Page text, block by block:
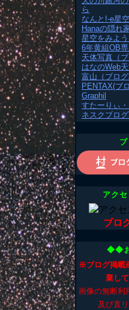
ら
なんと!-e星空
Hanaの隠れ
星空をみよう
6年黄組OB
天体写真（ブ
はなのWeb
富山（ブログ
PENTAX(ブ
Graphil
すたーりぃ・
ネスクブロ
アク
ブロ
◆◆
※ブログ掲載
棄し
画像の無断利
及び直